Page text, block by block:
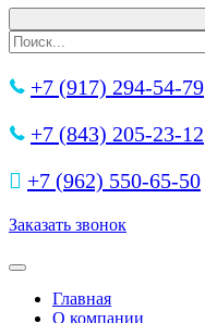
+7 (917) 294-54-79
+7 (843) 205-23-12
+7 (962) 550‑65‑50‬
Заказать звонок
Toggle navigation
Главная
О компании